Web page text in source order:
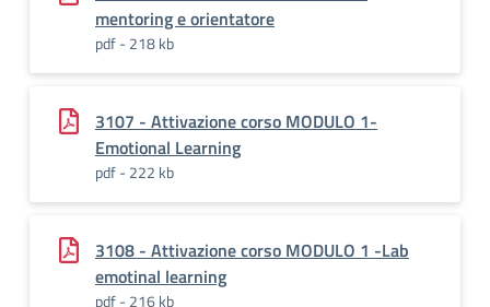
mentoring e orientatore
pdf - 218 kb
3107 - Attivazione corso MODULO 1-
Emotional Learning
pdf - 222 kb
3108 - Attivazione corso MODULO 1 -Lab
emotinal learning
pdf - 216 kb